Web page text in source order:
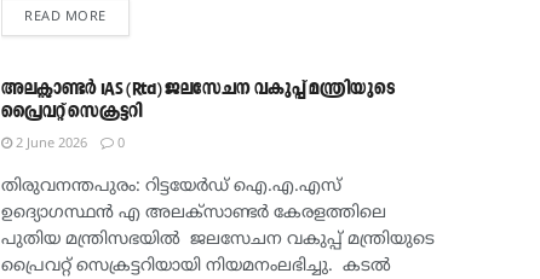
READ MOREDETAILS
അലക്സാണ്ടർ IAS (Rtd) ജലസേചന വകുപ്പ് മന്ത്രിയുടെ
പ്രൈവറ്റ് സെക്രട്ടറി
2 June 2026
0
തിരുവനന്തപുരം: റിട്ടയേർഡ് ഐ.എ.എസ്
ഉദ്യൊഗസ്ഥൻ എ അലക്സാണ്ടർ കേരളത്തിലെ
പുതിയ മന്ത്രിസഭയിൽ ജലസേചന വകുപ്പ് മന്ത്രിയുടെ
പ്രൈവറ്റ് സെക്രട്ടറിയായി നിയമനംലഭിച്ചു. കടൽ